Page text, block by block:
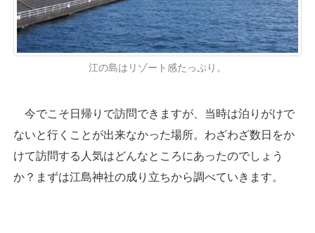
江の島はリゾート感たっぷり。
今でこそ日帰りで訪問できますが、当時は泊りがけで
ないと行くことが出来なかった場所。わざわざ数日をか
けて訪問する人気はどんなところにあったのでしょう
か？まずは江島神社の成り立ちから調べていきます。